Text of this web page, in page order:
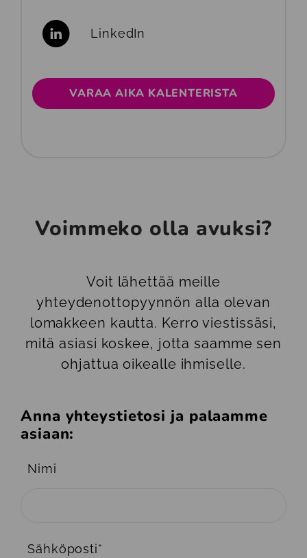
LinkedIn
VARAA AIKA KALENTERISTA
Voimmeko olla avuksi?
Voit lähettää meille
yhteydenottopyynnön alla olevan
lomakkeen kautta. Kerro viestissäsi,
mitä asiasi koskee, jotta saamme sen
ohjattua oikealle ihmiselle.
Anna yhteystietosi ja palaamme
asiaan:
Nimi
Sähköposti*